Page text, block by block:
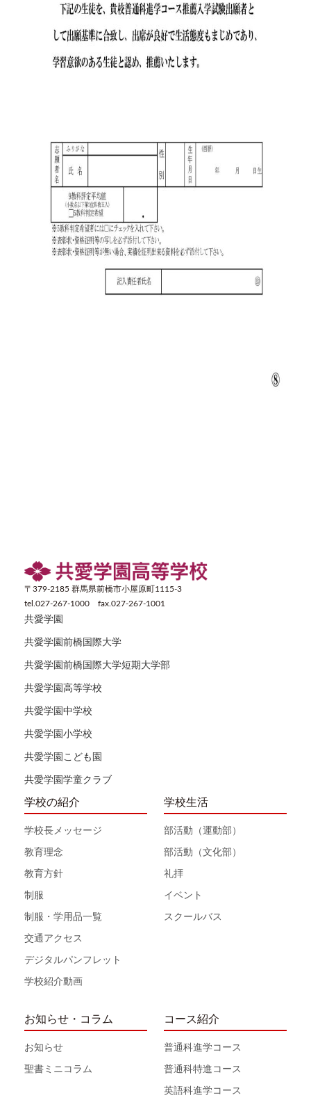
〒379-2185 群馬県前橋市小屋原町1115-3
tel.027-267-1000 fax.027-267-1001
共愛学園
共愛学園前橋国際大学
共愛学園前橋国際大学短期大学部
共愛学園高等学校
共愛学園中学校
共愛学園小学校
共愛学園こども園
共愛学園学童クラブ
学校の紹介
学校長メッセージ
教育理念
教育方針
制服
制服・学用品一覧
交通アクセス
デジタルパンフレット
学校紹介動画
学校生活
部活動（運動部）
部活動（文化部）
礼拝
イベント
スクールバス
お知らせ・コラム
お知らせ
聖書ミニコラム
コース紹介
普通科進学コース
普通科特進コース
英語科進学コース